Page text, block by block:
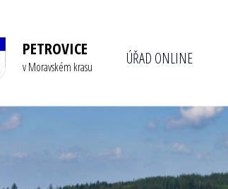
PETROVICE
v Moravském krasu ÚŘAD ONLINE